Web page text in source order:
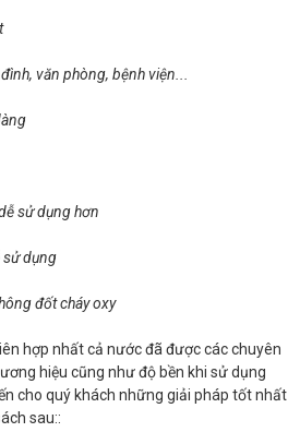
văn phòng, bệnh viện...
sử dụng hơn
sử dụng
đốt cháy oxy
hợp nhất cả nước đã được các chuyên
hiệu cũng như độ bền khi sử dụng
cho quý khách những giải pháp tốt nhất
sau::